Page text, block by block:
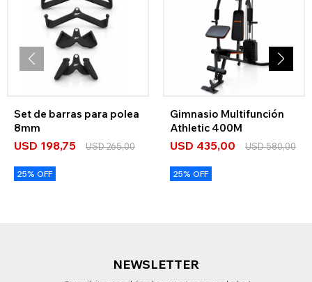
Set de barras para polea
8mm
USD 198,75 USD265,00
25% OFF
Gimnasio Multifunción
Athletic 400M
USD 435,00 USD580,00
25% OFF
NEWSLETTER